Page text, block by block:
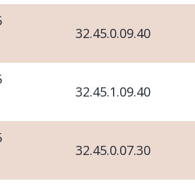
32.45.0.09.40
32.45.1.09.40
32.45.0.07.30